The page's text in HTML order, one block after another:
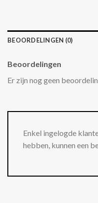
BEOORDELINGEN (0)
Beoordelingen
Er zijn nog geen
Enkel ingelogde
hebben, kunnen een